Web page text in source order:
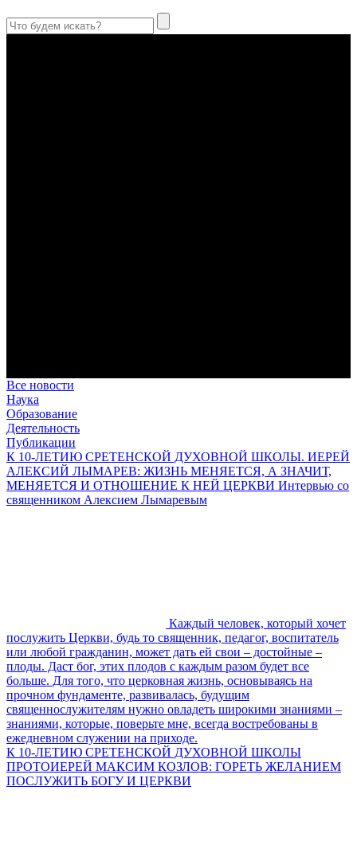
Все новости
Наука
Образование
Деятельность
Публикации
К 10-ЛЕТИЮ СРЕТЕНСКОЙ ДУХОВНОЙ ШКОЛЫ. ИЕРЕЙ
АЛЕКСИЙ ЛЫМАРЕВ: ЖИЗНЬ МЕНЯЕТСЯ, А ЗНАЧИТ,
МЕНЯЕТСЯ И ОТНОШЕНИЕ К НЕЙ ЦЕРКВИ Интервью со
священником Алексием Лымаревым
Каждый человек, который хочет
послужить Церкви, будь то священник, педагог, воспитатель
или любой гражданин, может дать ей свои – достойные –
плоды. Даст бог, этих плодов с каждым разом будет все
больше. Для того, что церковная жизнь, основываясь на
прочном фундаменте, развивалась, будущим
священнослужителям нужно овладеть широкими знаниями –
знаниями, которые, поверьте мне, всегда востребованы в
ежедневном служении на приходе.
К 10-ЛЕТИЮ СРЕТЕНСКОЙ ДУХОВНОЙ ШКОЛЫ
ПРОТОИЕРЕЙ МАКСИМ КОЗЛОВ: ГОРЕТЬ ЖЕЛАНИЕМ
ПОСЛУЖИТЬ БОГУ И ЦЕРКВИ